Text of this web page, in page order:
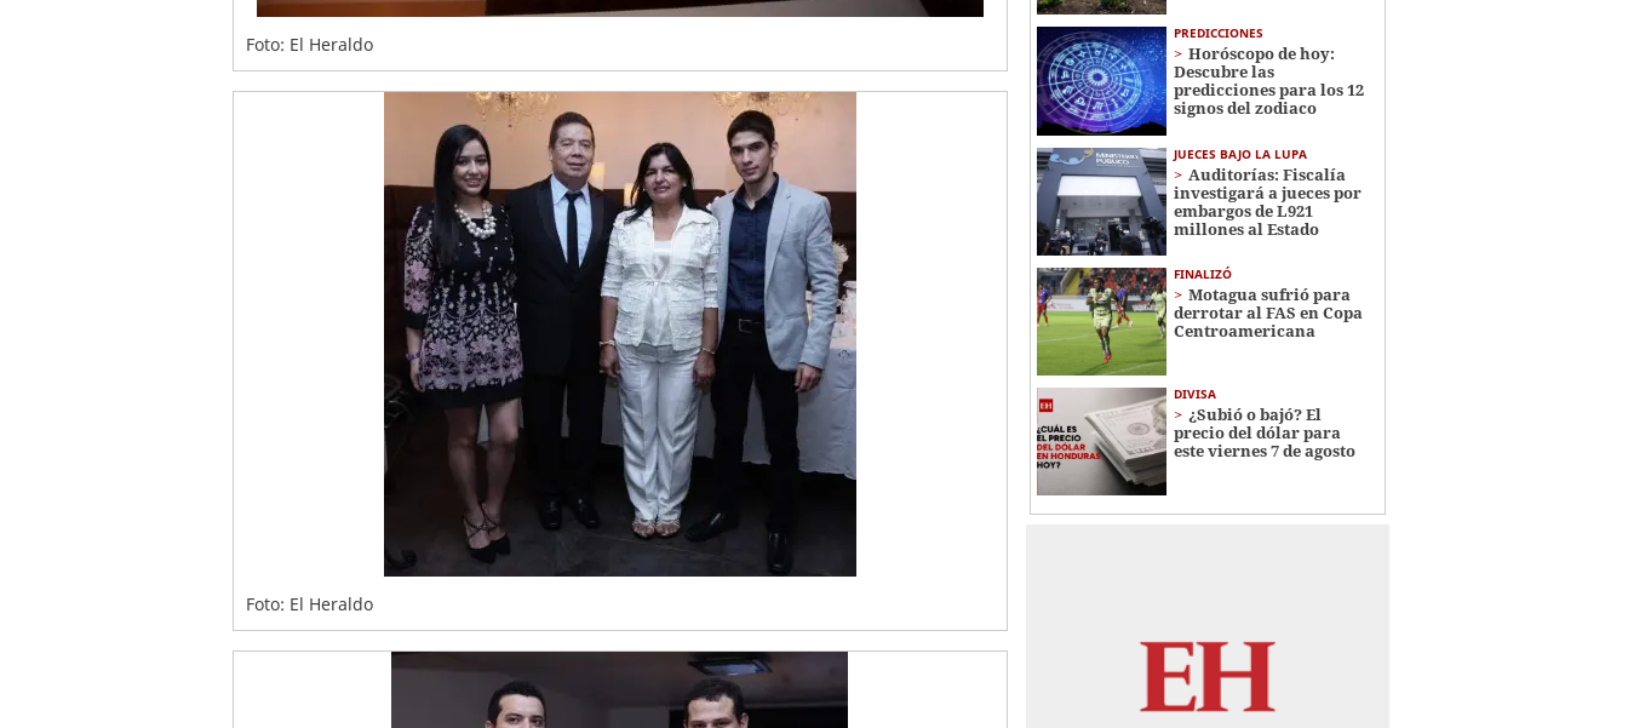
Foto: El Heraldo
Foto: El Heraldo
PREDICCIONES
Horóscopo de hoy:
Descubre las
predicciones para los 12
signos del zodiaco
JUECES BAJO LA LUPA
Auditorías: Fiscalía
investigará a jueces por
embargos de L921
millones al Estado
FINALIZÓ
Motagua sufrió para
derrotar al FAS en Copa
Centroamericana
DIVISA
¿Subió o bajó? El
precio del dólar para
este viernes 7 de agosto